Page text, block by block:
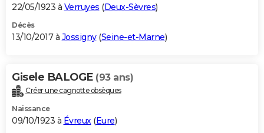
22/05/1923 à Verruyes (Deux-Sèvres)
Décès
13/10/2017 à Jossigny(Seine-et-Marne)
Gisele BALOGE (93 ans)
Créer une cagnotte obsèques
Naissance
09/10/1923 à Évreux (Eure)